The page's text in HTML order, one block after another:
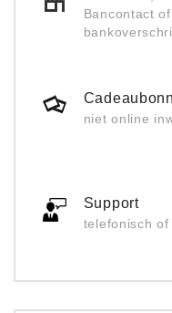
Bancontact of
niet online
Support
telefonisch of